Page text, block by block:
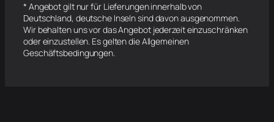
* Angebot gilt nur für Lieferungen innerhalb von
Deutschland, deutsche Inseln sind davon ausgenommen.
Wir behalten uns vor das Angebot jederzeit einzuschränken
oder einzustellen. Es gelten die Allgemeinen
Geschäftsbedingungen.